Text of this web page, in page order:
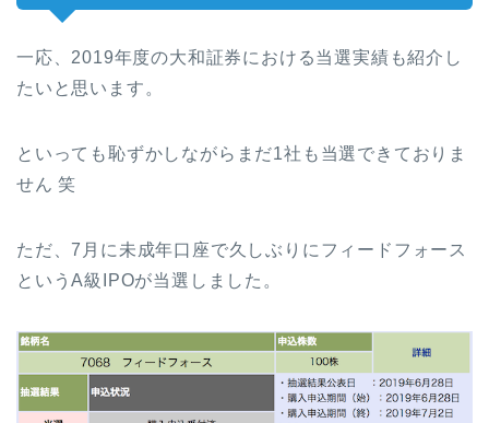
一応、2019年度の大和証券における当選実績も紹介し
たいと思います。
といっても恥ずかしながらまだ1社も当選できておりま
せん 笑
ただ、7月に未成年口座で久しぶりにフィードフォース
というA級IPOが当選しました。